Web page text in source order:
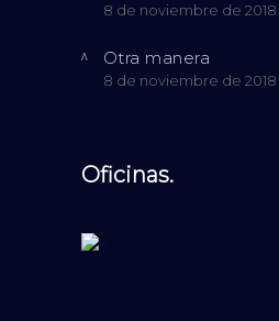
8 de noviembre de 2018
Otra manera
8 de noviembre de 2018
Oficinas.